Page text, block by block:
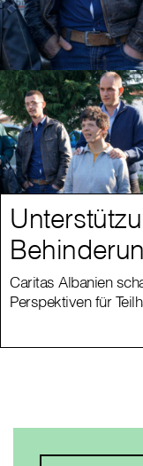
Caritas Albanien
Perspektiven für